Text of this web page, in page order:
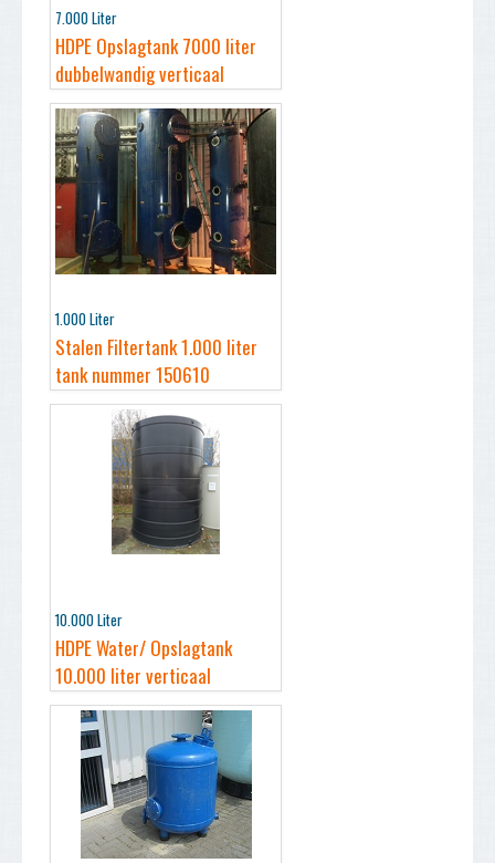
7.000 Liter
HDPE Opslagtank 7000 liter
dubbelwandig verticaal
1.000 Liter
Stalen Filtertank 1.000 liter
tank nummer 150610
10.000 Liter
HDPE Water/ Opslagtank
10.000 liter verticaal